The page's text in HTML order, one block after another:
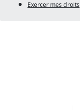
Exercer mes droits